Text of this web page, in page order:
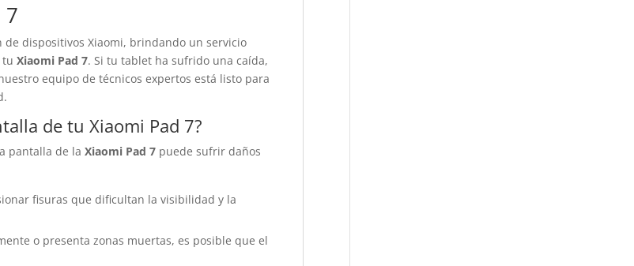
7
de dispositivos Xiaomi, brindando un servicio
tuXiaomi Pad 7. Si tu tablet ha sufrido una caída,
equipo de técnicos expertos está listo para
de tu Xiaomi Pad 7?
pantalla de laXiaomi Pad 7 puede sufrir daños
fisuras que dificultan la visibilidad y la
o presenta zonas muertas, es posible que el